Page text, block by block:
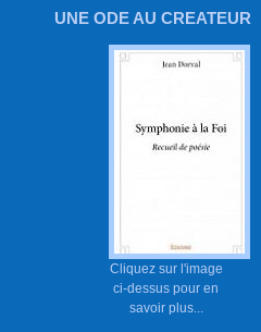
UNE ODE AU CREATEUR
Cliquez sur l'image
ci-dessus pour en
savoir plus...